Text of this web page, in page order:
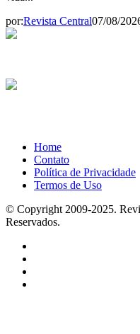
por:Revista Central07/08/
Home
Contato
Política de Privacidade
Termos de Uso
© Copyright 2009-2025.
Reservados.